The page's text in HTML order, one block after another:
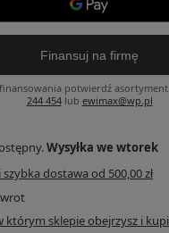
Finansuj na firmę
potwierdź asortyment
244 454lub ewimax@wp.pl
Wysyłka we wtorek
szybka dostawaod 500,00 zł
którym sklepie obejrzysz i